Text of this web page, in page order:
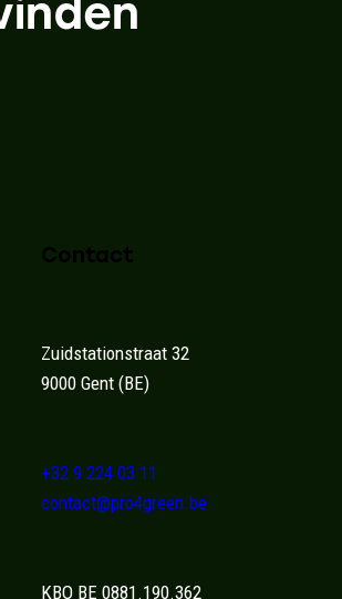
Contact
Zuidstationstraat 32
9000 Gent (BE)
+32 9 224 03 11
contact@pro4green.be
KBO BE 0881.190.362